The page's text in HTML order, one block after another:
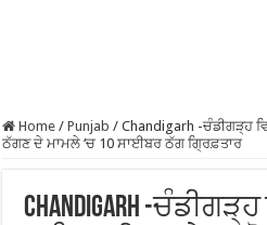
Home / Punjab / Chandigarh -ਚੰਡੀਗੜ੍ਹ
ਠੱਗਣ ਦੇ ਮਾਮਲੇ ‘ਚ 10 ਸਾਈਬਰ ਠੱਗ ਗ੍ਰਿਫ਼ਤਾਰ
Chandigarh -